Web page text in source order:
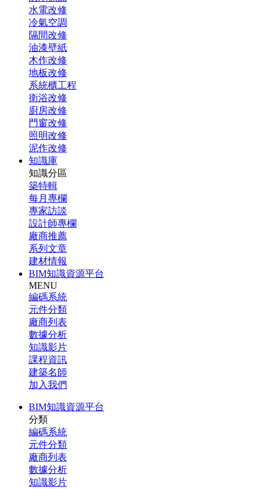
水電改修
冷氣空調
隔間改修
油漆壁紙
木作改修
地板改修
系統櫃工程
衛浴改修
廚房改修
門窗改修
照明改修
泥作改修
知識庫
知識分區
築特輯
每月專欄
專家訪談
設計師專欄
廠商推薦
系列文章
建材情報
BIM知識資源平台
MENU
編碼系統
元件分類
廠商列表
數據分析
知識影片
課程資訊
建築名師
加入我們
BIM知識資源平台
分類
編碼系統
元件分類
廠商列表
數據分析
知識影片